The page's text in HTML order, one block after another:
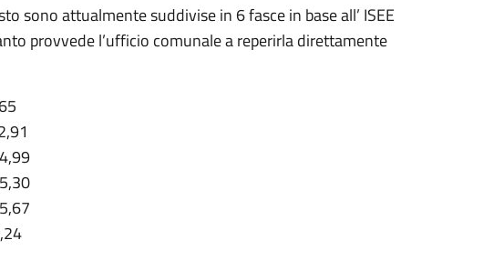
sono attualmente suddivise in 6 fasce in base all’ ISEE
provvede l’ufficio comunale a reperirla direttamente